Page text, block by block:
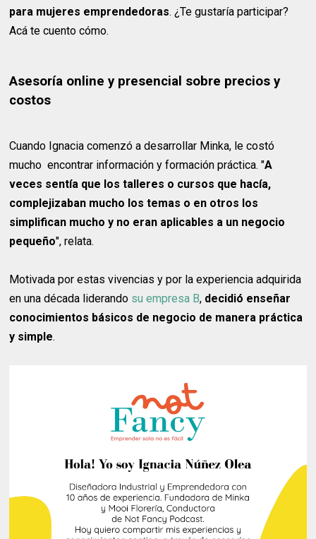
para mujeres emprendedoras. ¿Te gustaría participar?
Acá te cuento cómo.
Asesoría online y presencial sobre precios y
costos
Cuando Ignacia comenzó a desarrollar Minka, le costó
mucho encontrar información y formación práctica. "A
veces sentía que los talleres o cursos que hacía,
complejizaban mucho los temas o en otros los
simplifican mucho y no eran aplicables a un negocio
pequeño", relata.
Motivada por estas vivencias y por la experiencia adquirida
en una década liderando su empresa B, decidió enseñar
conocimientos básicos de negocio de manera práctica
y simple.